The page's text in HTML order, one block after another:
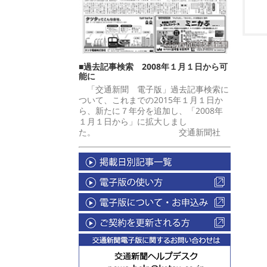
■過去記事検索 2008年１月１日から可
能に
「交通新聞 電子版」過去記事検索に
ついて、これまでの2015年１月１日か
ら、新たに７年分を追加し、「2008年
１月１日から」に拡大しまし
た。 交通新聞社